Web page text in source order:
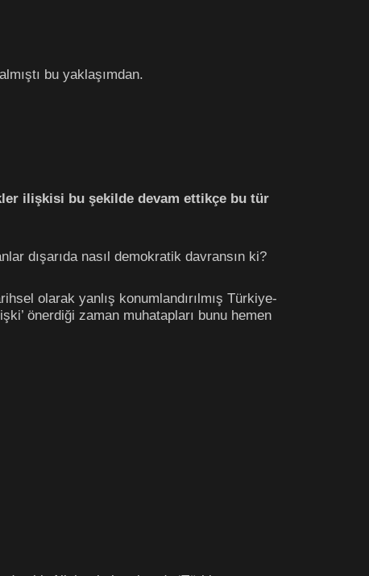
bu yaklaşımdan.
ilişkisi bu şekilde devam ettikçe bu tür
dışarıda nasıl demokratik davransın ki?
olarak yanlış konumlandırılmış Türkiye-
önerdiği zaman muhatapları bunu hemen